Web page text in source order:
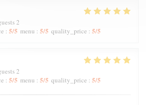
2
: 5/5 menu : 5/5 quality_price : 5/5
2
: 5/5 menu : 5/5 quality_price : 5/5